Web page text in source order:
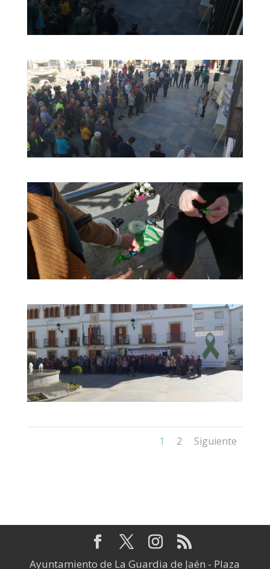
1 2 Siguiente
Ayuntamiento de La Guardia de Jaén - Plaza